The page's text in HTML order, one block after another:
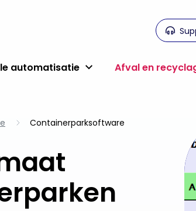
automatisatie Afval en
Containerparksoftware